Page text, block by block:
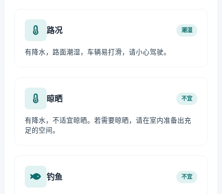
路况 潮湿
有降水，路面潮湿，车辆易打滑，请小心驾驶。
晾晒 不宜
有降水，不适宜晾晒。若需要晾晒，请在室内准备出充
足的空间。
钓鱼 不宜